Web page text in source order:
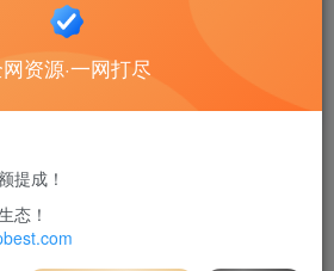
【斗罗大陆手游巅峰楼高】架设视频教
程+精简数据库+开服清档+运营后台
+授权GM后台
游戏源码
资源·一网打尽
提成！
态！